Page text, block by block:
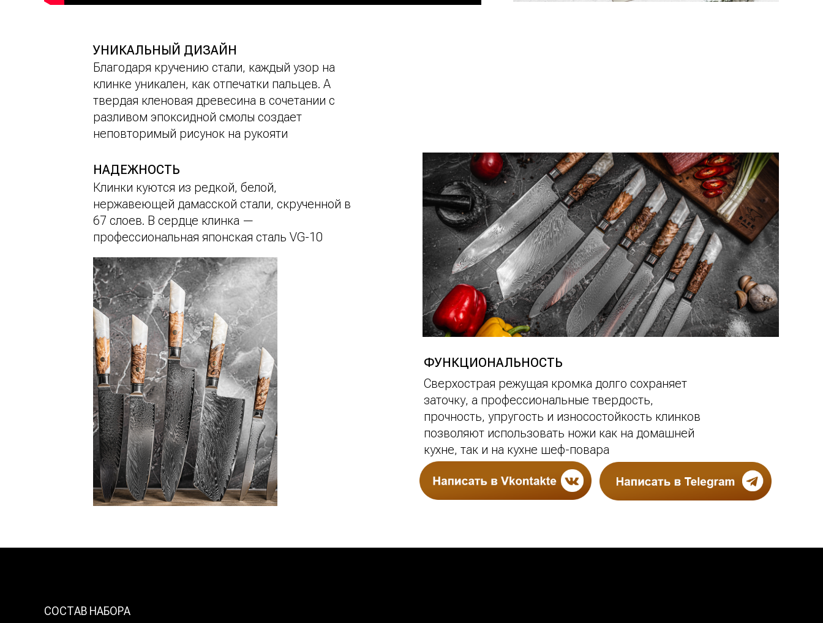
УНИКАЛЬНЫЙ ДИЗАЙН
Благодаря кручению стали, каждый узор на
клинке уникален, как отпечатки пальцев. А
твердая кленовая древесина в сочетании с
разливом эпоксидной смолы создает
неповторимый рисунок на рукояти
НАДЕЖНОСТЬ
Клинки куются из редкой, белой,
нержавеющей дамасской стали, скрученной в
67 слоев. В сердце клинка —
профессиональная японская сталь VG-10
ФУНКЦИОНАЛЬНОСТЬ
Сверхострая режущая кромка долго сохраняет
заточку, а профессиональные твердость,
прочность, упругость и износостойкость клинков
позволяют использовать ножи как на домашней
кухне, так и на кухне шеф-повара
СОСТАВ НАБОРА